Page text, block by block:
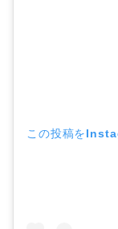
この投稿を